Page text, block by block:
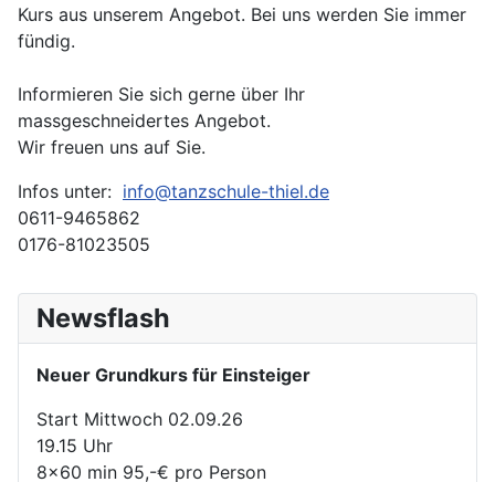
Kurs aus unserem Angebot. Bei uns werden Sie immer
fündig.
Informieren Sie sich gerne über Ihr
massgeschneidertes Angebot.
Wir freuen uns auf Sie.
Infos unter: info@tanzschule-thiel.de
0611-9465862
0176-81023505
Newsflash
Neuer Grundkurs für Einsteiger
Start Mittwoch 02.09.26
19.15 Uhr
8x60 min 95,-€ pro Person